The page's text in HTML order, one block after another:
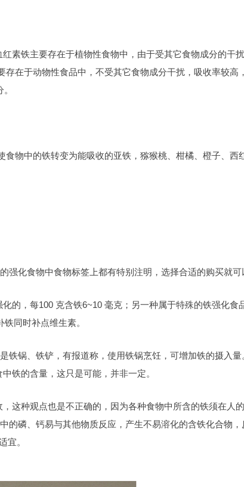
素铁主要存在于植物性食物中，由于受其它食物成分的干扰
在于动物性食品中，不受其它食物成分干扰，吸收率较高
物中的铁转变为能吸收的亚铁，猕猴桃、柑橘、橙子、西
强化食物中食物标签上都有特别注明，选择合适的购买就可
的，每100 克含铁6~10 毫克；另一种属于特殊的铁强化食
同时补点维生素。
铁锅、铁铲，有报道称，使用铁锅烹饪，可增加铁的摄入量
铁的含量，这只是可能，并非一定。
这种观点也是不正确的，因为各种食物中所含的铁须在人
的磷、钙易与其他物质反应，产生不易溶化的含铁化合物，
宜。